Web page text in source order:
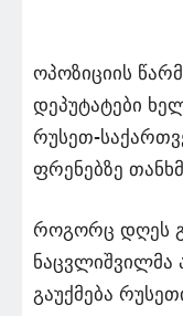
ოპოზიციის
დეპუტატები
რუსეთ-
ფრენებზე
როგორც დღეს
ნაცვლიშვილმა
გაუქმება